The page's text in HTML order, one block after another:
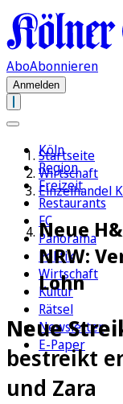
AboAbonnieren
Anmelden
Köln
Region
Freizeit
Restaurants
FC
Panorama
Politik
Wirtschaft
Kultur
Rätsel
Newsletter
E-Paper
Startseite
Wirtschaft
Einzelhandel
Neue
NRW:
Lohn
Neue
bestreikt
und Zara